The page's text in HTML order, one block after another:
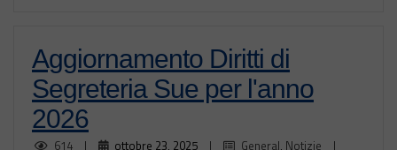
Aggiornamento Diritti di
Segreteria Sue per l'anno
2026
614 | ottobre 23, 2025 | General, Notizie |